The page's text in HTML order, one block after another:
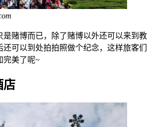
是赌博而已，除了赌博以外还可以来到教
可以到处拍拍照做个纪念，这样旅客们
完美了呢~
店